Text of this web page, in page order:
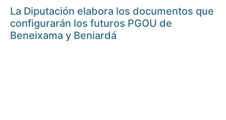
La Diputación elabora los documentos que
configurarán los futuros PGOU de
Beneixama y Beniardá